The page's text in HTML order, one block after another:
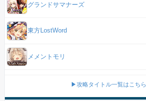
グランドサマナーズ
東方LostWord
メメントモリ
▶攻略タイトル一覧はこちら